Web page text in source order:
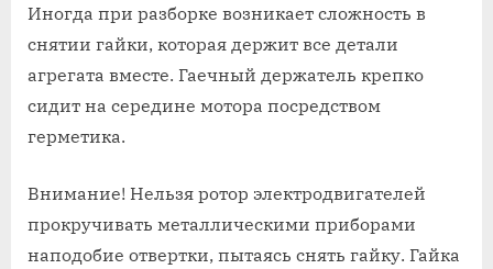
Иногда при разборке возникает сложность в
снятии гайки, которая держит все детали
агрегата вместе. Гаечный держатель крепко
сидит на середине мотора посредством
герметика.
Внимание! Нельзя ротор электродвигателей
прокручивать металлическими приборами
наподобие отвертки, пытаясь снять гайку. Гайка